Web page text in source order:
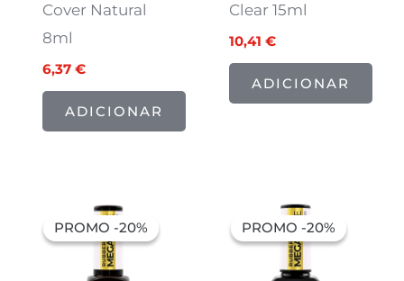
Cover Natural
8ml
6,37 €
ADICIONAR
Clear 15ml
10,41€
ADICIONAR
PROMO -20%
PROMO -20%
preço
original
O
preço
atual
6,37 €.
PROMO -20%
PROMO -20%
preço
original
O
preço
atual
10,41 €.